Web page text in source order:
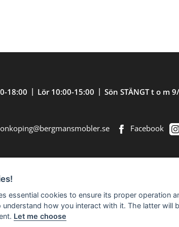
18:00 Lör 10:00-15:00 Sön STÄNGT t o m
Facebook
in till vår nästan 2.500
essential cookies to ensure its proper operation
how you interact with it. The latter will
Let me choose